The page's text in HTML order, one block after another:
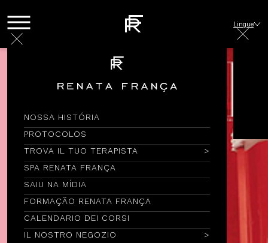
NOSSA HISTÓRIA
PROTOCOLOS
TROVA IL TUO TERAPISTA
SPA RENATA FRANÇA
SAIU NA MÍDIA
FORMAÇÃO RENATA FRANÇA
CALENDARIO DEI CORSI
IL NOSTRO NEGOZIO
Lingue